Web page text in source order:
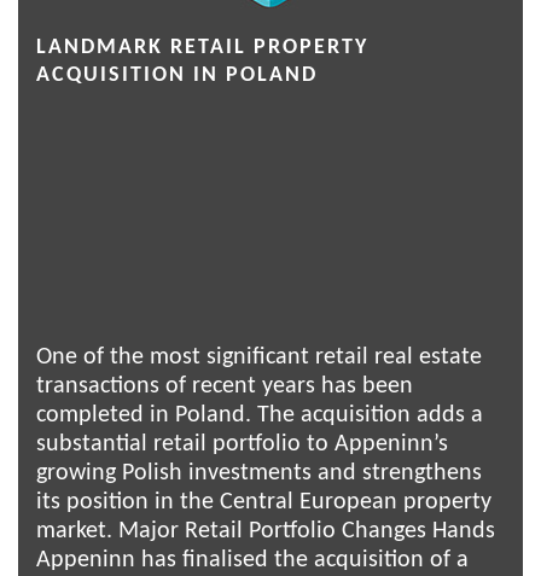
LANDMARK RETAIL PROPERTY
ACQUISITION IN POLAND
One of the most significant retail real estate
transactions of recent years has been
completed in Poland. The acquisition adds a
substantial retail portfolio to Appeninn’s
growing Polish investments and strengthens
its position in the Central European property
market. Major Retail Portfolio Changes Hands
Appeninn has finalised the acquisition of a